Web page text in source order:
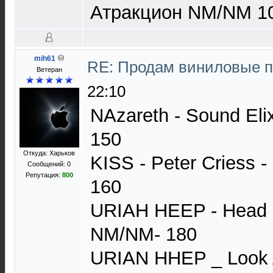
Атракцион NM/NM
mih61
Ветеран
Откуда: Харьков
Сообщений: 0
Репутация: 800
RE: Продам виниловые
22:10
NAzareth - Sound
150
KISS - Peter Criess
160
URIAH HEEP -
NM/NM- 180
URIAN HHEP _